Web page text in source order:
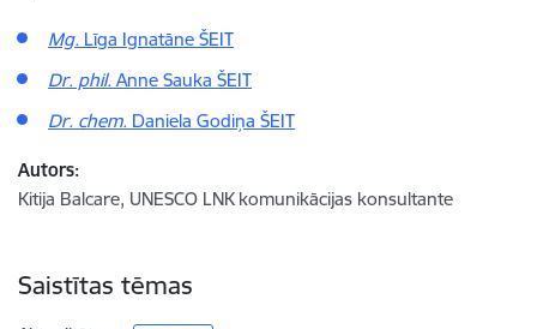
Mg. Līga Ignatāne ŠEIT
Dr. phil. Anne Sauka ŠEIT
Dr. chem. Daniela Godiņa ŠEIT
Autors:
Kitija Balcare, UNESCO LNK komunikācijas konsultante
Saistītas tēmas